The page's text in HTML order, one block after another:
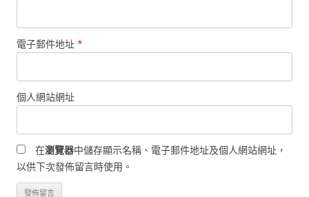
電子郵件地址 *
個人網站網址
在瀏覽器中儲存顯示名稱、電子郵件地址及個人網站網址，
以供下次發佈留言時使用。